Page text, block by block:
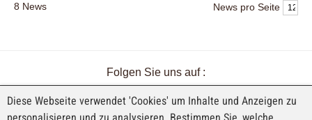
8 News News pro Seite
Folgen Sie uns auf :
Diese Webseite verwendet 'Cookies' um Inhalte und Anzeigen zu